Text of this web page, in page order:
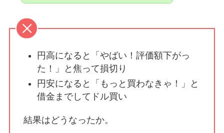
円高になると「やばい！評価額下がっ
た！」と焦って損切り
円安になると「もっと買わなきゃ！」と
借金までしてドル買い
結果はどうなったか。